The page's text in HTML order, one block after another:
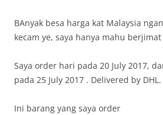
BAnyak besa harga kat Malaysia
kecam ye, saya hanya mahu
Saya order hari pada 20 July 2017,
pada 25 July 2017 . Delivered by DHL.
Ini barang yang saya order